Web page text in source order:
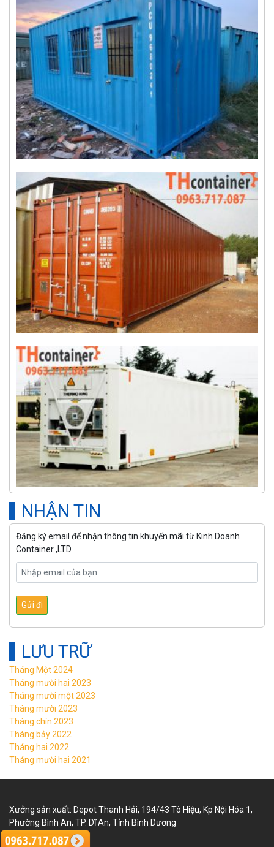
NHẬN TIN
Đăng ký email để nhận thông tin khuyến mãi từ Kinh Doanh
Container ,LTD
LƯU TRỮ
Tháng Một 2024
Tháng mười hai 2023
Tháng mười một 2023
Tháng mười 2023
Tháng chín 2023
Tháng bảy 2022
Tháng hai 2022
Tháng mười hai 2021
Xưởng sản xuất: Depot Thanh Hải, 194/43 Tô Hiệu, Kp Nội Hóa 1,
Phường Bình An, TP. Dĩ An, Tỉnh Bình Dương